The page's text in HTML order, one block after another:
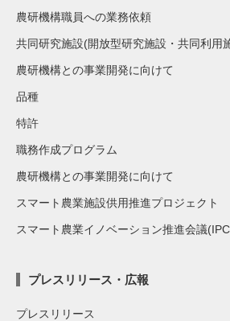
農研機構職員への業務依頼
共同研究施設(開放型研究施設・共同利用
農研機構との事業開発に向けて
品種
特許
職務作成プログラム
農研機構との事業開発に向けて
スマート農業施設供用推進プロジェクト
スマート農業イノベーション推進会議
プレスリリース・広報
プレスリリース